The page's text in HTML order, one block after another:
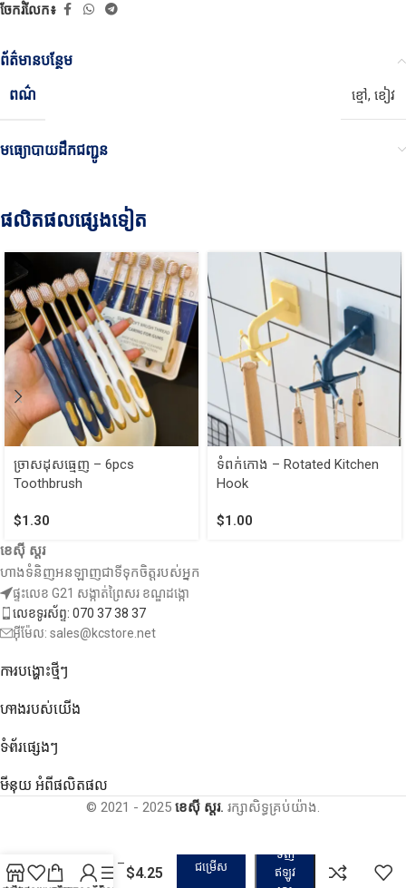
ចែករំលែក៖
ព័ត៌មានបន្ថែម
ពណ៌
ខ្មៅ, ខៀវ
មធ្យោបាយដឹកជញ្ជូន
ផលិតផលផ្សេងទៀត
ច្រាសដុសធ្មេញ – 6pcs
Toothbrush
$1.30
ទំពក់កោង – Rotated Kitchen
Hook
$1.00
ខេស៊ី ស្តរ
ហាងទំនិញអនឡាញជាទីទុកចិត្តរបស់អ្នក
ផ្ទះលេខ G21 សង្កាត់ព្រៃសរ ខណ្ឌដង្កោ
លេខទូរស័ព្ទ: 070 37 38 37
អ៊ីម៉ែល: sales@kcstore.net
ការបង្ហោះថ្មីៗ
ហាងរបស់យើង
ទំព័រផ្សេងៗ
មីនុយ អំពីផលិតផល
© 2021 - 2025 ខេស៊ី ស្តរ. រក្សាសិទ្ធគ្រប់យ៉ាង.
និងកោររោម –
Ear Nose
$4.25 ជម្រើស
ទិញ
ឥឡូវ